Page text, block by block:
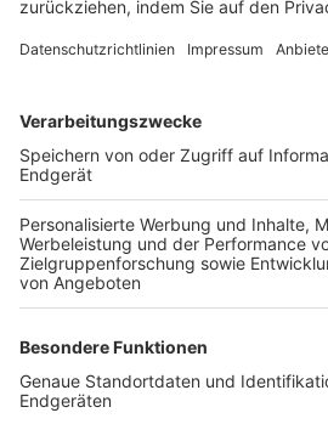
FOLGE DEM BFV
TOP-VEREINE
TOP-PARTNER